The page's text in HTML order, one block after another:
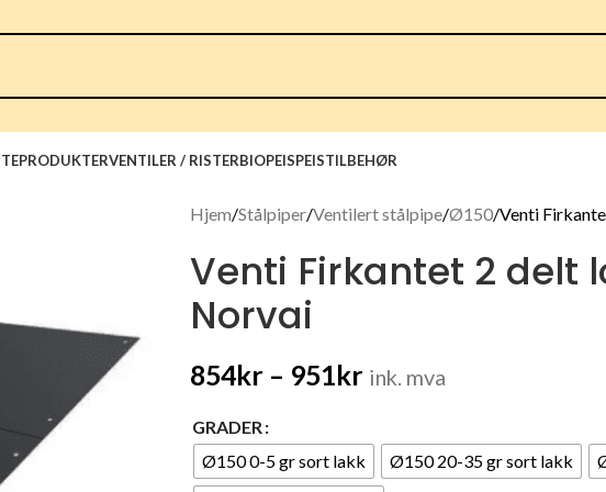
VENTILER / RISTERBIOPEISPEISTILBEHØR
Hjem Stålpiper Ventilert stålpipe Ø150 Venti
Venti Firkantet 2 delt
Norvai
854kr – 951kr ink. mva
GRADER
Ø150 0-5 gr sort lakk
Ø150 20-35 gr sort lakk